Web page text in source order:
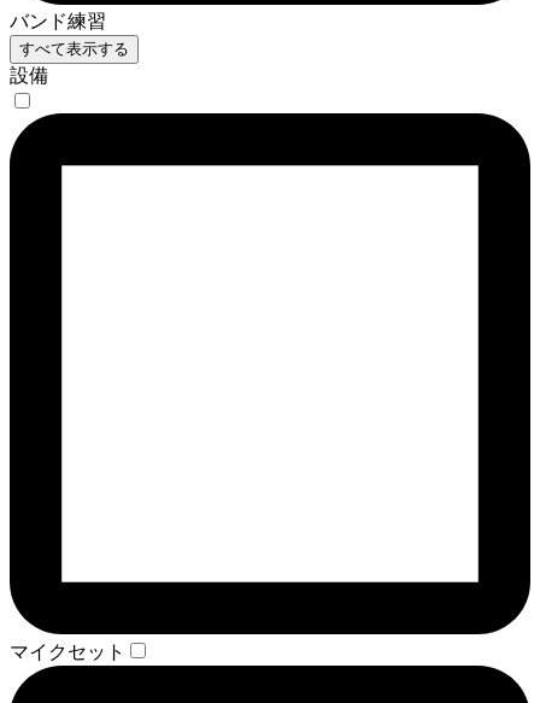
バンド練習
すべて表示する
設備
マイクセット